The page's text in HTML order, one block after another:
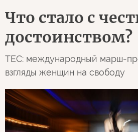
Что стало с
достоинством?
TEC: международный марш-
взгляды женщин на свободу